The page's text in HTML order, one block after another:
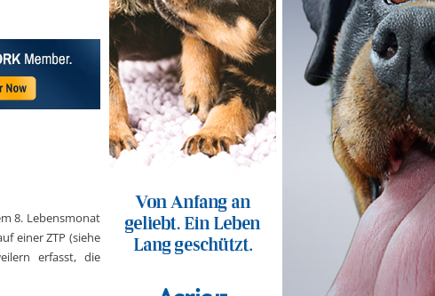
8. Lebensmonat
einer ZTP (siehe
erfasst, die